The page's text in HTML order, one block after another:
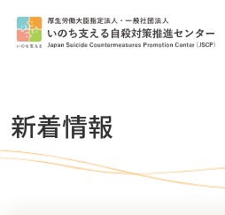
新着情報